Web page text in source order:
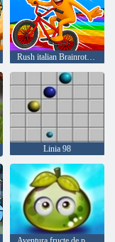
Rush italian Brainrot Bike
Linia 98